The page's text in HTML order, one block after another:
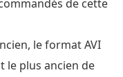
de cette
le format AVI
le plus ancien de